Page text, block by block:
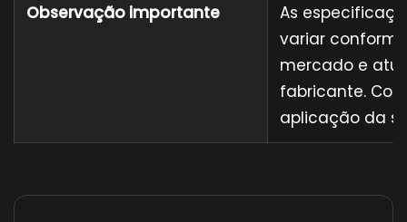
Observação importante
As
variar
mercado e
fabricante.
aplicação da